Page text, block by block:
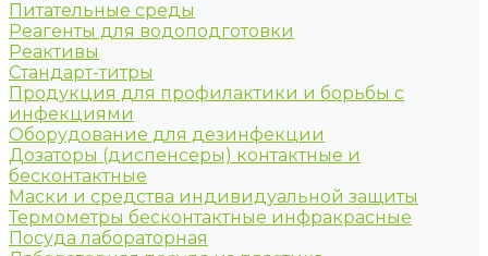
Питательные среды
Реагенты для водоподготовки
Реактивы
Стандарт-титры
Продукция для профилактики и борьбы с
инфекциями
Оборудование для дезинфекции
Дозаторы (диспенсеры) контактные и
бесконтактные
Маски и средства индивидуальной защиты
Термометры бесконтактные инфракрасные
Посуда лабораторная